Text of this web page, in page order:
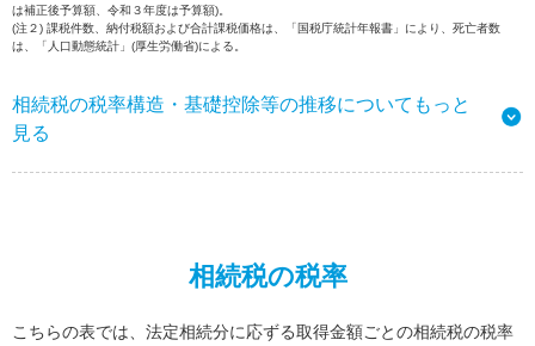
は補正後予算額、令和３年度は予算額)。
(注２) 課税件数、納付税額および合計課税価格は、「国税庁統計年報書」により、死亡者数
は、「人口動態統計」(厚生労働省)による。
相続税の税率構造・基礎控除等の推移についてもっと
見る
相続税の税率
こちらの表では、法定相続分に応ずる取得金額ごとの相続税の税率